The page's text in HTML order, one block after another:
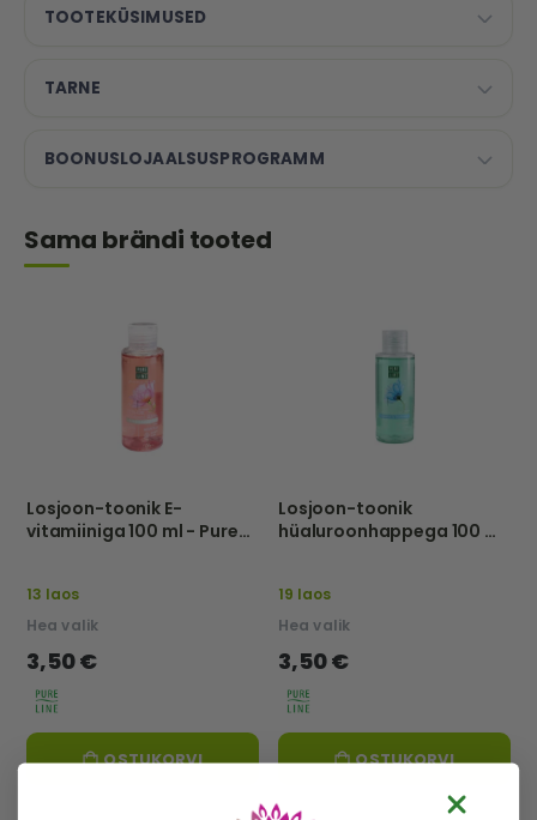
TOOTEKÜSIMUSED
TARNE
BOONUSLOJAALSUSPROGRAMM
Sama brändi tooted
Losjoon-toonik E-
vitamiiniga 100 ml - Pure
13 laos
Hea valik
3,50 €
OSTUKORVI
Losjoon-toonik
hüaluroonhappega 100 ml
19 laos
Hea valik
3,50 €
OSTUKORVI